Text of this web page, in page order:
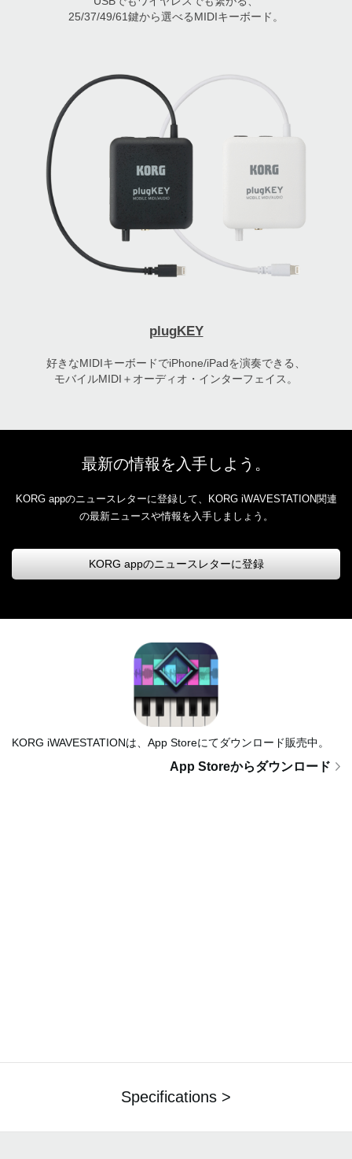
25/37/49/61鍵から選べるMIDIキーボード。
plugKEY
好きなMIDIキーボードでiPhone/iPadを演奏できる、
モバイルMIDI＋オーディオ・インターフェイス。
最新の情報を入手しよう。
KORG appのニュースレターに登録して、KORG iWAVESTATION関連
の最新ニュースや情報を入手しましょう。
KORG appのニュースレターに登録
KORG iWAVESTATIONは、App Storeにてダウンロード販売中。
App Storeからダウンロード
Specifications >